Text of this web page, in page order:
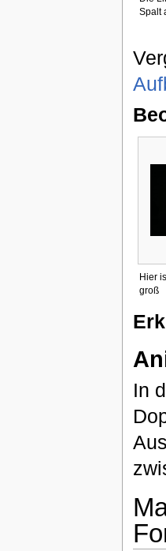
Spalt
Hier
groß
In